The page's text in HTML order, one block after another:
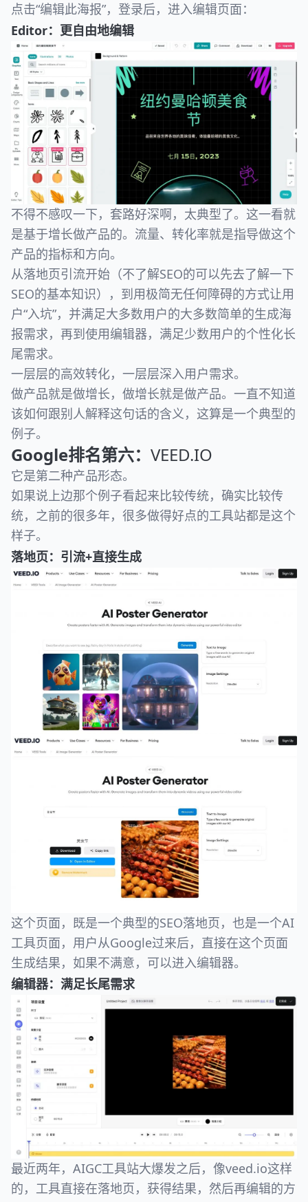
点击“编辑此海报”，登录后，进入编辑页面：
Editor：更自由地编辑
不得不感叹一下，套路好深啊，太典型了。这一看就
是基于增长做产品的。流量、转化率就是指导做这个
产品的指标和方向。
从落地页引流开始（不了解SEO的可以先去了解一下
SEO的基本知识），到用极简无任何障碍的方式让用
户“入坑”，并满足大多数用户的大多数简单的生成海
报需求，再到使用编辑器，满足少数用户的个性化长
尾需求。
一层层的高效转化，一层层深入用户需求。
做产品就是做增长，做增长就是做产品。一直不知道
该如何跟别人解释这句话的含义，这算是一个典型的
例子。
Google排名第六： VEED.IO
它是第二种产品形态。
如果说上边那个例子看起来比较传统，确实比较传
统，之前的很多年，很多做得好点的工具站都是这个
样子。
落地页：引流+直接生成
这个页面，既是一个典型的SEO落地页，也是一个AI
工具页面，用户从Google过来后，直接在这个页面
生成结果，如果不满意，可以进入编辑器。
编辑器：满足长尾需求
最近两年，AIGC工具站大爆发之后，像veed.io这样
的，工具直接在落地页，获得结果，然后再编辑的方